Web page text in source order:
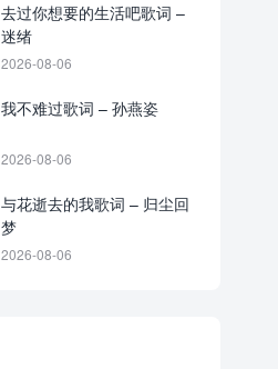
去过你想要的生活吧歌词 –
迷绪
2026-08-06
我不难过歌词 – 孙燕姿
2026-08-06
与花逝去的我歌词 – 归尘回
梦
2026-08-06